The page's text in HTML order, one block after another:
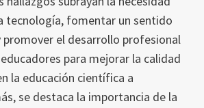
tecnología, fomentar un sentido
promover el desarrollo profesional
para mejorar la calidad
la educación científica a
se destaca la importancia de la